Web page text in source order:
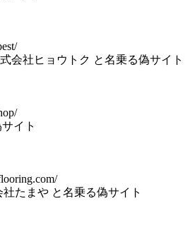
式会社ヒョウトク と名乗る偽サイト
イト
社たまや と名乗る偽サイト